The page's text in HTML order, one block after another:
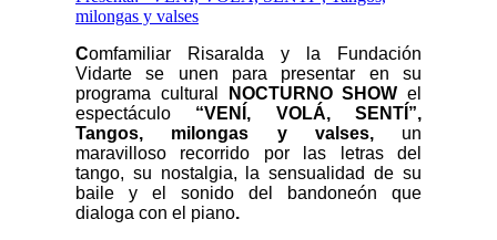
Comfamiliar Risaralda y la Fundación
Vidarte se unen para presentar en su
programa cultural
NOCTURNO SHOW el
espectáculo “VENÍ, VOLÁ, SENTÍ”,
Tangos, milongas y valses, un
maravilloso recorrido por las letras del
tango, su nostalgia, la sensualidad de su
baile y el sonido del bandoneón que
dialoga con el piano.